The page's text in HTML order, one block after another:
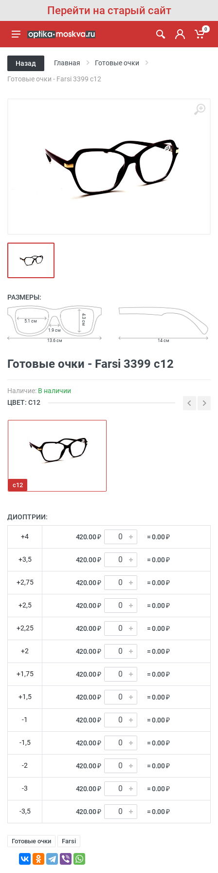
Перейти на старый сайт
0
Назад Главная Готовые очки
Готовые очки - Farsi 3399 c12
РАЗМЕРЫ:
1.9 см
5.1 см 4.3 см
13.6 см 14 см
Готовые очки - Farsi 3399 c12
Наличие: В наличии
ЦВЕТ: C12
c12
ДИОПТРИИ:
+4 420.00 ₽ = 0.00 ₽
+3,5 420.00 ₽ = 0.00 ₽
+2,75 420.00 ₽ = 0.00 ₽
+2,5 420.00 ₽ = 0.00 ₽
+2,25 420.00 ₽ = 0.00 ₽
+2 420.00 ₽ = 0.00 ₽
+1,75 420.00 ₽ = 0.00 ₽
+1,5 420.00 ₽ = 0.00 ₽
-1 420.00 ₽ = 0.00 ₽
-1,5 420.00 ₽ = 0.00 ₽
-2 420.00 ₽ = 0.00 ₽
-3 420.00 ₽ = 0.00 ₽
-3,5 420.00 ₽ = 0.00 ₽
Готовые очки Farsi